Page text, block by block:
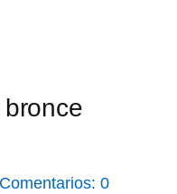
Comentarios: 0